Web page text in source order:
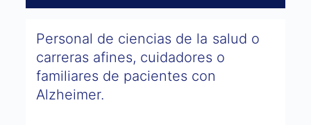
Personal de ciencias de la salud o
carreras afines, cuidadores o
familiares de pacientes con
Alzheimer.